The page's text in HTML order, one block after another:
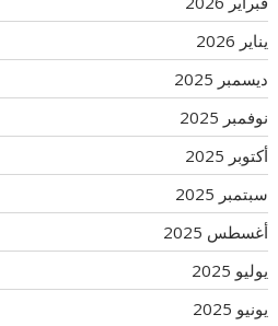
يناير 2026
ديسمبر 2025
نوفمبر 2025
أكتوبر 2025
سبتمبر 2025
أغسطس 2025
يوليو 2025
يونيو 2025